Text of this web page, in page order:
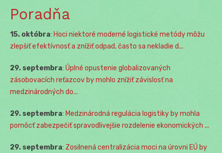
Poradňa
15. októbra: Hoci niektoré moderné logistické metódy môžu
zlepšiť efektívnosť a znížiť odpad, často sa nekladie d...
29. septembra: Úplné opustenie globalizovaných
zásobovacích reťazcov by mohlo znížiť závislosť na
medzinárodných do...
29. septembra: Medzinárodná regulácia logistiky by mohla
pomôcť zabezpečiť spravodlivejšie rozdelenie ekonomických ...
29. septembra: Zosilnená centralizácia moci na úrovni EÚ by